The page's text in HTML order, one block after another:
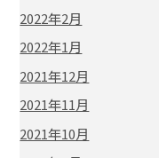
2022年2月
2022年1月
2021年12月
2021年11月
2021年10月